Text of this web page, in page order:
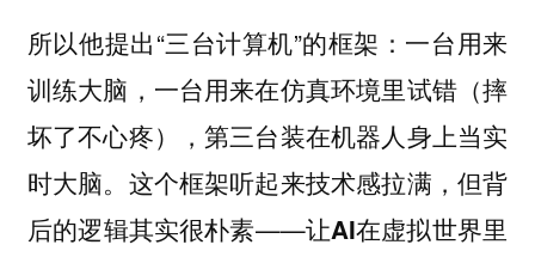
所以他提出“三台计算机”的框架：一台用来
训练大脑，一台用来在仿真环境里试错（摔
坏了不心疼），第三台装在机器人身上当实
时大脑。这个框架听起来技术感拉满，但背
后的逻辑其实很朴素——让AI在虚拟世界里